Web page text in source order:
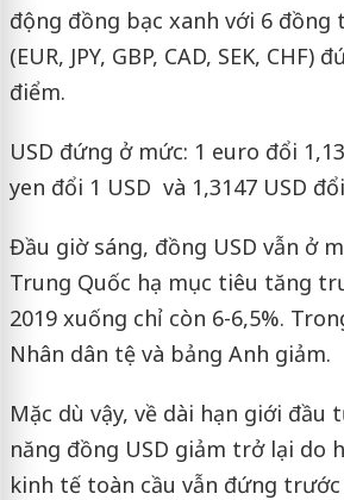
động đồng bạc xanh với 6 đồng
(EUR, JPY, GBP, CAD, SEK, CHF)
điểm.
USD đứng ở mức: 1 euro đổi
yen đổi 1 USD và 1,3147 USD
Đầu giờ sáng, đồng USD vẫn ở
Trung Quốc hạ mục tiêu tăng
2019 xuống chỉ còn 6-6,5%.
Nhân dân tệ và bảng Anh giảm.
Mặc dù vậy, về dài hạn giới đầu
năng đồng USD giảm trở lại do
kinh tế toàn cầu vẫn đứng trước